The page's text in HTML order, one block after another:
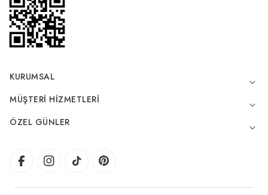
KURUMSAL
MÜŞTERI HIZMETLERI
ÖZEL GÜNLER